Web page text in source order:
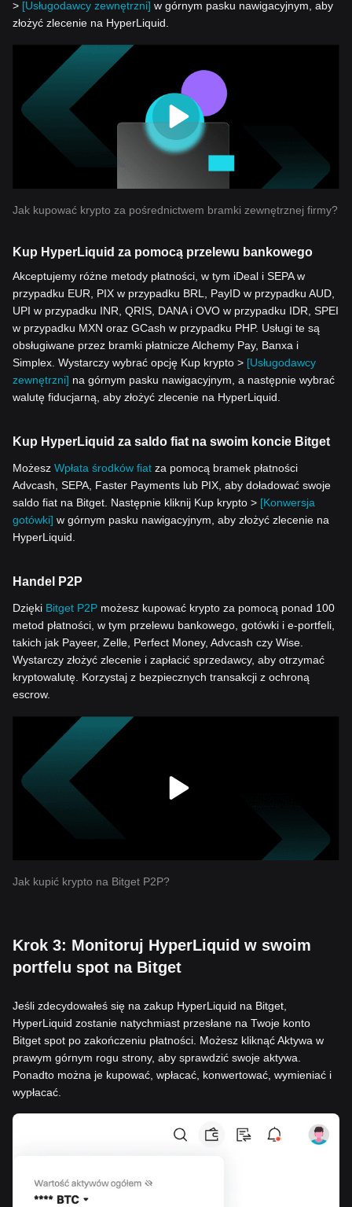
> [Usługodawcy zewnętrzni] w górnym pasku nawigacyjnym, aby
złożyć zlecenie na HyperLiquid.
Jak kupować krypto za pośrednictwem bramki zewnętrznej firmy?
Kup HyperLiquid za pomocą przelewu bankowego
Akceptujemy różne metody płatności, w tym iDeal i SEPA w
przypadku EUR, PIX w przypadku BRL, PayID w przypadku AUD,
UPI w przypadku INR, QRIS, DANA i OVO w przypadku IDR, SPEI
w przypadku MXN oraz GCash w przypadku PHP. Usługi te są
obsługiwane przez bramki płatnicze Alchemy Pay, Banxa i
Simplex. Wystarczy wybrać opcję Kup krypto > [Usługodawcy
zewnętrzni] na górnym pasku nawigacyjnym, a następnie wybrać
walutę fiducjarną, aby złożyć zlecenie na HyperLiquid.
Kup HyperLiquid za saldo fiat na swoim koncie Bitget
Możesz Wpłata środków fiat za pomocą bramek płatności
Advcash, SEPA, Faster Payments lub PIX, aby doładować swoje
saldo fiat na Bitget. Następnie kliknij Kup krypto > [Konwersja
gotówki] w górnym pasku nawigacyjnym, aby złożyć zlecenie na
HyperLiquid.
Handel P2P
Dzięki Bitget P2P możesz kupować krypto za pomocą ponad 100
metod płatności, w tym przelewu bankowego, gotówki i e-portfeli,
takich jak Payeer, Zelle, Perfect Money, Advcash czy Wise.
Wystarczy złożyć zlecenie i zapłacić sprzedawcy, aby otrzymać
kryptowalutę. Korzystaj z bezpiecznych transakcji z ochroną
escrow.
Jak kupić krypto na Bitget P2P?
Krok 3: Monitoruj HyperLiquid w swoim
portfelu spot na Bitget
Jeśli zdecydowałeś się na zakup HyperLiquid na Bitget,
HyperLiquid zostanie natychmiast przesłane na Twoje konto
Bitget spot po zakończeniu płatności. Możesz kliknąć Aktywa w
prawym górnym rogu strony, aby sprawdzić swoje aktywa.
Ponadto można je kupować, wpłacać, konwertować, wymieniać i
wypłacać.